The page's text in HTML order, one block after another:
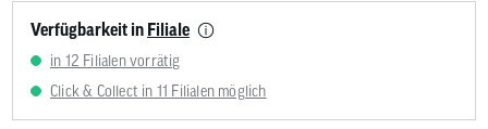
Verfügbarkeit in Filiale
in 12 Filialen vorrätig
Click & Collect in 11 Filialen möglich